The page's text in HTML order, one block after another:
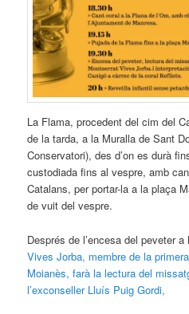
La Flama, procedent del cim del
de la tarda, a la Muralla de Sant
Conservatori), des d’on es durà
custodiada fins al vespre, amb
Catalans, per portar-la a la plaça
de vuit del vespre.
Després de l’encesa del peveter a
Vives Jorba, membre de la
Moianès, farà la lectura del
l’exconseller Lluís Puig Gordi,